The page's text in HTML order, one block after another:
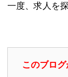
一度、求人を
このブロ